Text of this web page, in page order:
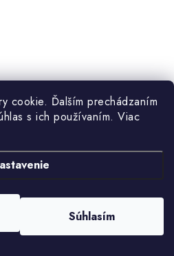
cookie. Ďalším prechádzaním
s ich používaním. Viac
Súhlasím
DO KOŠÍKA
ako predchodca a DVB-